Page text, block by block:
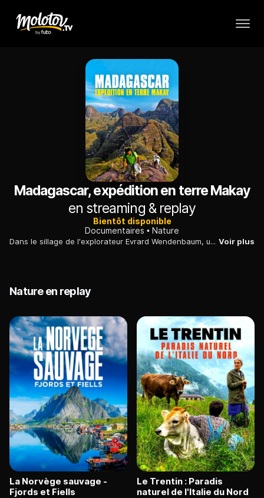
Madagascar, expédition en terre Makay
en streaming & replay
Bientôt disponible
Documentaires
Nature
Dans le sillage de l'explorateur Evrard Wendenbaum, une équipe de scientifiques et d'écovolontaires part à la découverte du massif du Makay, sur l'île de Madagascar. Voir plus
Nature en replay
La Norvège sauvage -
Fjords et Fiells
Le Trentin : Paradis
naturel de l'Italie du Nord